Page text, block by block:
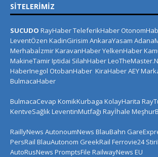
SITELERIMIZ
SUCUDO RayHaberTeleferikHaber
LeventÖzen KadinGirisim AnkaraYasam
MerhabaİzmirKaravanHaberYelkenHaber
MakineTamirIptidai SilahHaber
HaberInegol OtobanHaber KiraHaberAEY
BulmacaHaber
BulmacaCevap KomikKurbaga KolayHarita
KentveSağlıkLeventinMutfağı Rayİhale
RaillyNews AutonoumNews BlauBahn
PersRail BlauAutonom GreekRail Ferrovie24
AutoRusNews PromptsFile RailwayNews EU